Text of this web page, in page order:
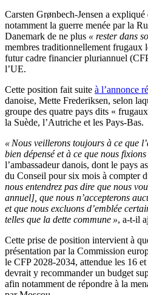
Carsten Grønbech-Jensen a expliqué
notamment la guerre menée par la
Danemark de ne plus « rester dans
membres traditionnellement frugaux
futur cadre financier pluriannuel
l’UE.
Cette position fait suite à l’annonce
danoise, Mette Frederiksen, selon
groupe des quatre pays dits «
la Suède, l’Autriche et les Pays-Bas.
« Nous veillerons toujours à ce que
bien dépensé et à ce que nous
l’ambassadeur danois, dont le pays
du Conseil pour six mois à compter
nous entendrez pas dire que nous
annuel], que nous n’accepterons
et que nous excluons d’emblée
telles que la dette commune », a-t-il
Cette prise de position intervient à
présentation par la Commission
le CFP 2028-2034, attendue les 16
devrait y recommander un budget
afin notamment de répondre à la